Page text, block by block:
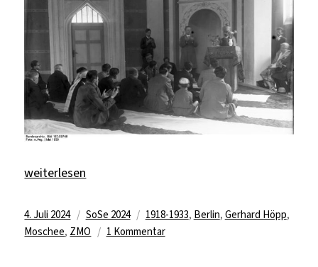
„Kulturelle Brücken – Zur ersten Moschee in Berlin“
weiterlesen
Veröffentlicht
am
4. Juli 2024 Kategorien
SoSe 2024 Schlagwörter
1918-1933, Berlin, Gerhard Höpp,
Moschee, ZMO 1 Kommentarzu